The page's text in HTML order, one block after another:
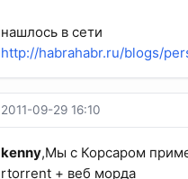
нашлось в сети
http://habrahabr.ru/blogs/
2011-09-29 16:10
kenny,Мы с Корсаром
rtorrent + веб морда